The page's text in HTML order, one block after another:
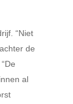
“Niet
de
al